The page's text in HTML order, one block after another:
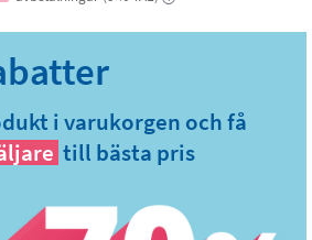
i varukorgen och få
till bästa pris